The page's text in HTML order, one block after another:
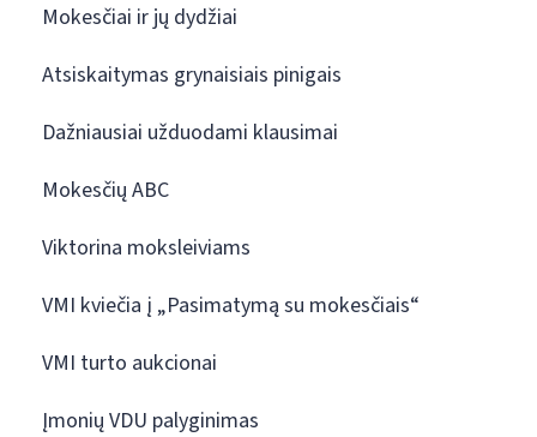
Mokesčiai ir jų dydžiai
Atsiskaitymas grynaisiais pinigais
Dažniausiai užduodami klausimai
Mokesčių ABC
Viktorina moksleiviams
VMI kviečia į „Pasimatymą su mokesčiais“
VMI turto aukcionai
Įmonių VDU palyginimas